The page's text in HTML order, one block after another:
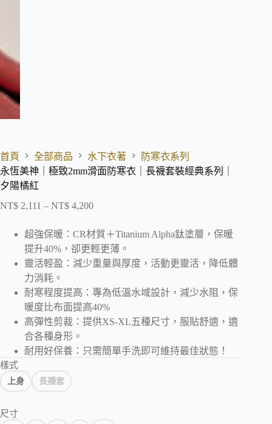
首頁 全部商品 水下衣著
防寒衣系列
永恆美神｜極致2mm滑面防寒衣｜長襪套裝經典系列｜
夕陽橘紅
NT$ 2,111 – NT$ 4,200
超強保暖：CR材質＋Titanium Alpha鈦塗層，保暖
提升40%，卻更輕更薄。
靈活輕盈：減少重量與厚度，活動更靈活，降低體
力消耗。
耐寒程度提高：專為低溫水域設計，減少水阻，保
暖度比布面提高40%
高彈性剪裁：提供XS-XL五種尺寸，服貼舒適，適
合各種身形。
耐用好保養：只需簡單手洗即可維持最佳狀態！
樣式
上身 長襪套
尺寸